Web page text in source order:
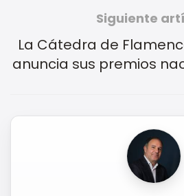
Siguiente
La Cátedra de
anuncia sus premios